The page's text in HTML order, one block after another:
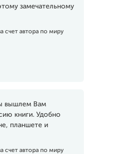
замечательному
счет автора по миру
вышлем Вам
книги. Удобно
планшете и
счет автора по миру